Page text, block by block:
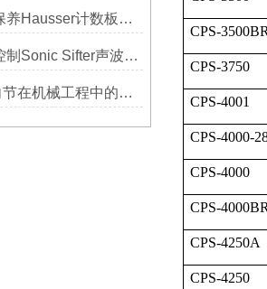
如何清洁和保养Hausser计数板，避免划伤网格线？
如何设置和控制Sonic Sifter声波振动筛的振动频率和振幅？
LoveJoy万向节在机械工程中的重要性
CPS-
CPS-3750
CPS-4001
CPS-4000-
CPS-4000
CPS-
CPS-4250A
CPS-4250